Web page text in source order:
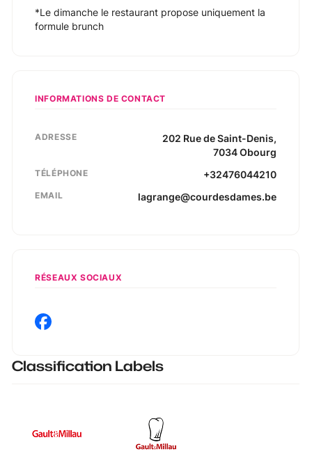
*Le dimanche le restaurant propose uniquement la
formule brunch
INFORMATIONS DE CONTACT
ADRESSE 202 Rue de Saint-Denis,
7034 Obourg
TÉLÉPHONE +32476044210
EMAIL lagrange@courdesdames.be
RÉSEAUX SOCIAUX
Classification Labels